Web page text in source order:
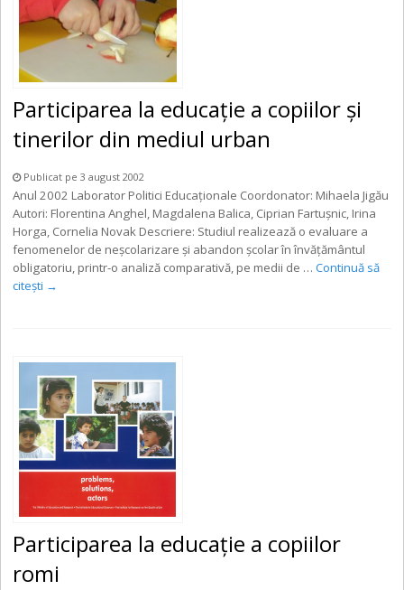
Participarea la educaţie a copiilor şi
tinerilor din mediul urban
Publicat pe 3 august 2002
Anul 2002 Laborator Politici Educaţionale Coordonator: Mihaela Jigău
Autori: Florentina Anghel, Magdalena Balica, Ciprian Fartuşnic, Irina
Horga, Cornelia Novak Descriere: Studiul realizează o evaluare a
fenomenelor de neşcolarizare şi abandon şcolar în învăţământul
obligatoriu, printr-o analiză comparativă, pe medii de …Continuă să
citești →
Participarea la educaţie a copiilor
romi